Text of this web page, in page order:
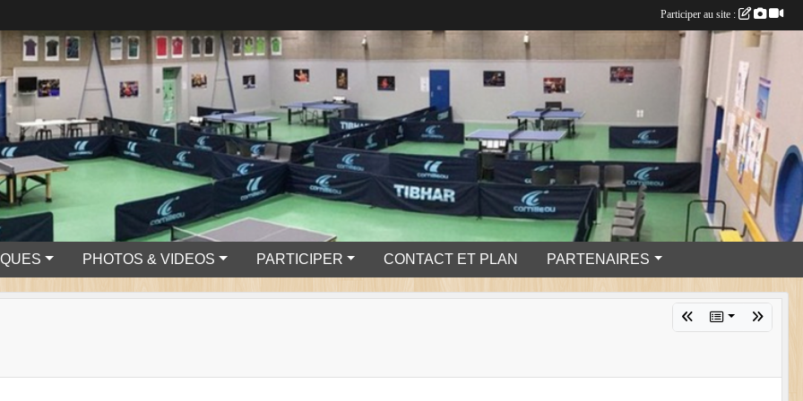
PHOTOS & VIDEOS PARTICIPER CONTACT ET PLAN PARTENAIRES
Participer au site :